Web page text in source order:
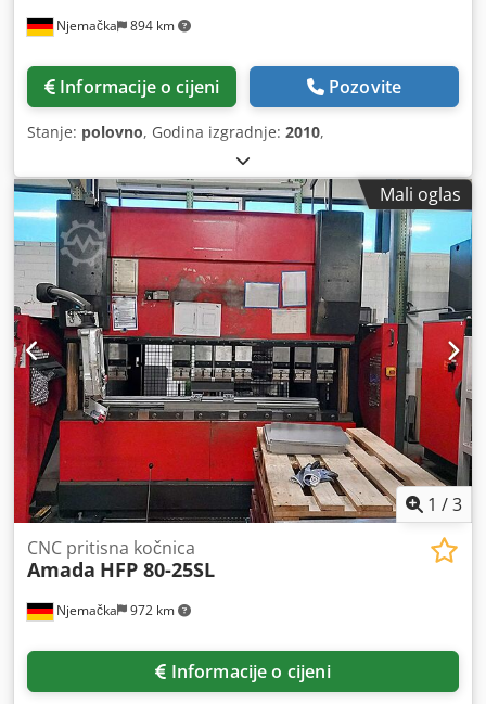
Njemačka 894 km
Informacije o cijeni Pozovite
Stanje: polovno, Godina izgradnje: 2010,
Mali oglas
1 /3
Njemačka 972 km
CNC pritisna kočnica
Amada HFP 80-25SL
Informacije o cijeni